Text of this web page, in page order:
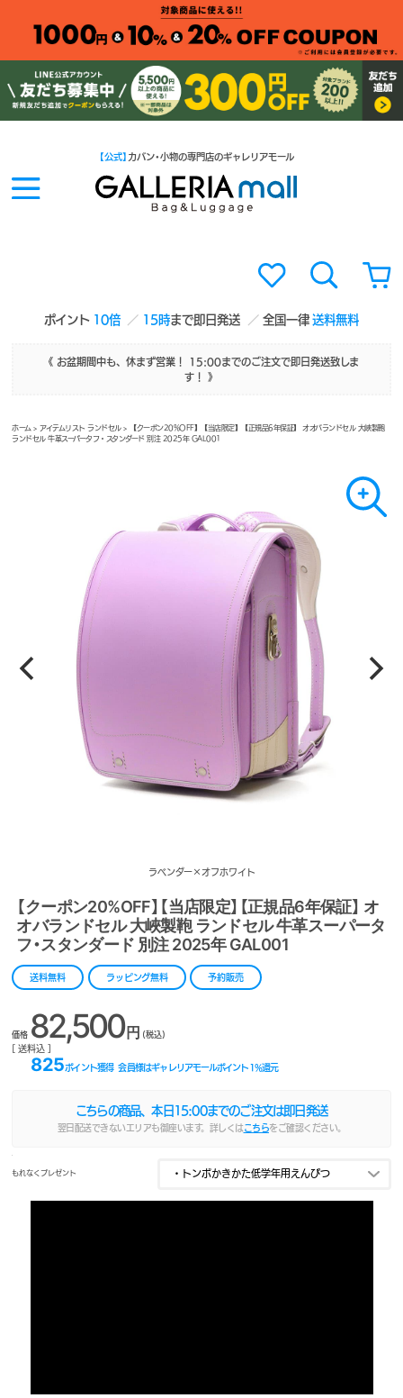
ポイント 10倍 15時まで即日発送 全国一律送料無料
【公式】 カバン・小物の専門店のギャレリアモール
《 お盆期間中も、休まず営業！ 15:00までのご注文で即日発送致しま
す！ 》
ホーム >アイテムリスト ランドセル> 【クーポン20%OFF】【当店限定】【正規品6年保証】 オオバランドセル 大峽製鞄
ランドセル 牛革スーパータフ・スタンダード 別注 2025年 GAL001
ラベンダー×オフホワイト
【クーポン20%OFF】【当店限定】【正規品6年保証】 オ
オバランドセル 大峽製鞄 ランドセル 牛革スーパータ
フ・スタンダード 別注 2025年 GAL001
送料無料 ラッピング無料 予約販売
価格 82,500円 (税込)
[ 送料込 ]
825ポイント獲得 会員様はギャレリアモールポイント 1 %還元
こちらの商品、本日 15:00までのご注文は即日発送
翌日配送できないエリアも御座います。詳しくは こちらをご確認ください。
もれなくプレゼント